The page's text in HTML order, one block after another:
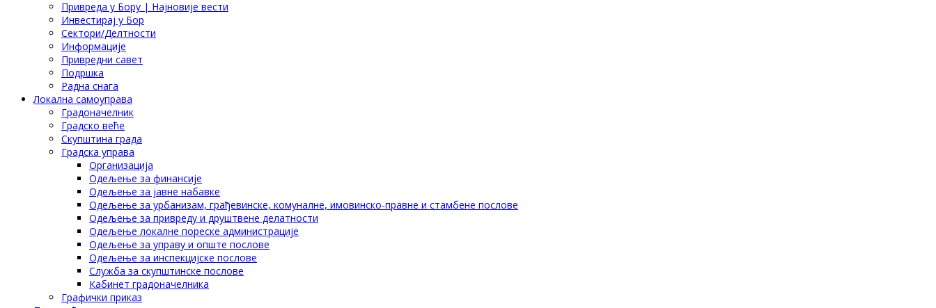
Привреда у Бору | Најновије вести
Инвестирај у Бор
Сектори/Делтности
Информације
Привредни савет
Подршка
Радна снага
Локална самоуправа
Градоначелник
Градско веће
Скупштина града
Градска управа
Организација
Одељење за финансије
Одељење за јавне набавке
Одељење за урбанизам, грађевинске, комуналне, имовинско-правне и стамбене послове
Одељење за привреду и друштвене делатности
Одељење локалне пореске администрације
Одељење за управу и опште послове
Одељење за инспекцијске послове
Служба за скупштинске послове
Кабинет градоначелника
Графички приказ